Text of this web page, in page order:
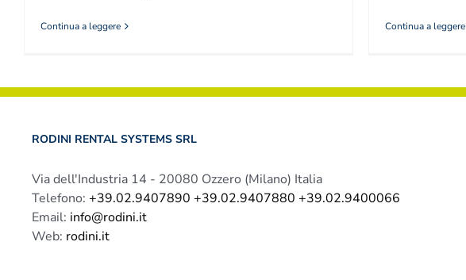
Continua a leggere Continua a leggere
RODINI RENTAL SYSTEMS SRL
Via dell'Industria 14 - 20080 Ozzero (Milano) Italia
Telefono: +39.02.9407890 +39.02.9407880 +39.02.9400066
Email: info@rodini.it
Web: rodini.it